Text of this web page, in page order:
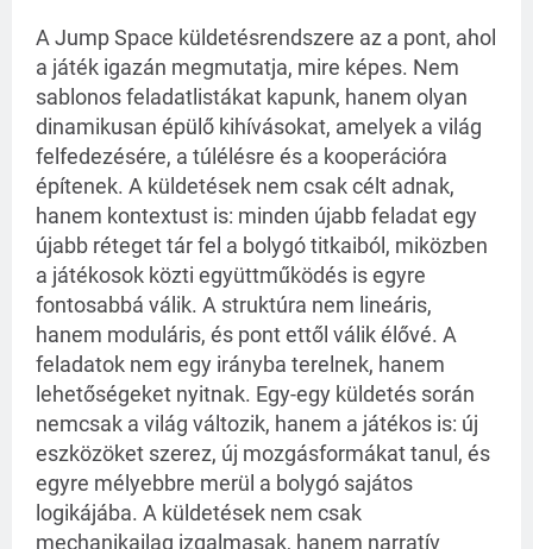
A Jump Space küldetésrendszere az a pont, ahol
a játék igazán megmutatja, mire képes. Nem
sablonos feladatlistákat kapunk, hanem olyan
dinamikusan épülő kihívásokat, amelyek a világ
felfedezésére, a túlélésre és a kooperációra
építenek. A küldetések nem csak célt adnak,
hanem kontextust is: minden újabb feladat egy
újabb réteget tár fel a bolygó titkaiból, miközben
a játékosok közti együttműködés is egyre
fontosabbá válik. A struktúra nem lineáris,
hanem moduláris, és pont ettől válik élővé. A
feladatok nem egy irányba terelnek, hanem
lehetőségeket nyitnak. Egy-egy küldetés során
nemcsak a világ változik, hanem a játékos is: új
eszközöket szerez, új mozgásformákat tanul, és
egyre mélyebbre merül a bolygó sajátos
logikájába. A küldetések nem csak
mechanikailag izgalmasak, hanem narratív